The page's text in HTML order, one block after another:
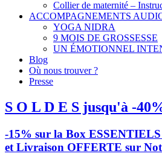
Collier de maternité –
ACCOMPAGNEMENTS
YOGA NIDRA
9 MOIS DE GROSSESSE
UN ÉMOTIONNEL
Blog
Où nous trouver ?
Presse
S O L D E S jusqu'à -
-15% sur la Box
et Livraison OFFERTE sur